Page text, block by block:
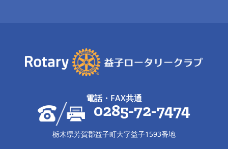
電話・FAX共通
0285-72-7474
栃木県芳賀郡益子町大字益子1593番地